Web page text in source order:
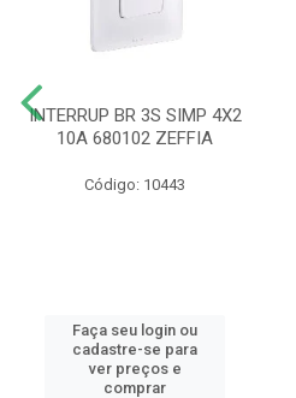
INTERRUP BR 3S SIMP 4X2
10A 680102 ZEFFIA
Código: 10443
Faça seu login ou
cadastre-se para
ver preços e
comprar